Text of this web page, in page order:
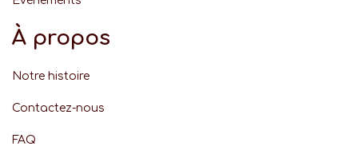
À propos
Notre histoire
Contactez-nous
FAQ